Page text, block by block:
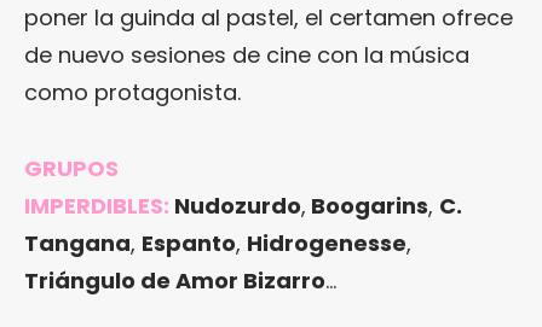
poner la guinda al pastel, el certamen ofrece
de nuevo sesiones de cine con la música
como protagonista.
GRUPOS
IMPERDIBLES: Nudozurdo, Boogarins, C.
Tangana, Espanto, Hidrogenesse,
Triángulo de Amor Bizarro…